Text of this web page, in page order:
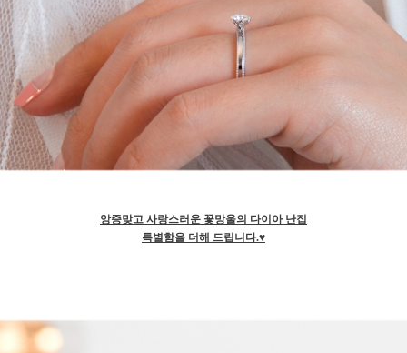
앙증맞고 사랑스러운 꽃망울의 다이아 난집
특별함을 더해 드립니다.♥